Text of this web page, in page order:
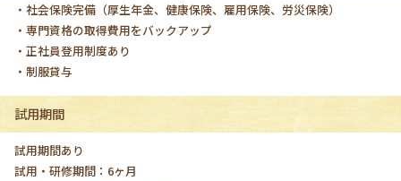
・社会保険完備（厚生年金、健康保険、雇用保険、労災保険）
・専門資格の取得費用をバックアップ
・正社員登用制度あり
・制服貸与
試用期間
試用期間あり
試用・研修期間：6ヶ月